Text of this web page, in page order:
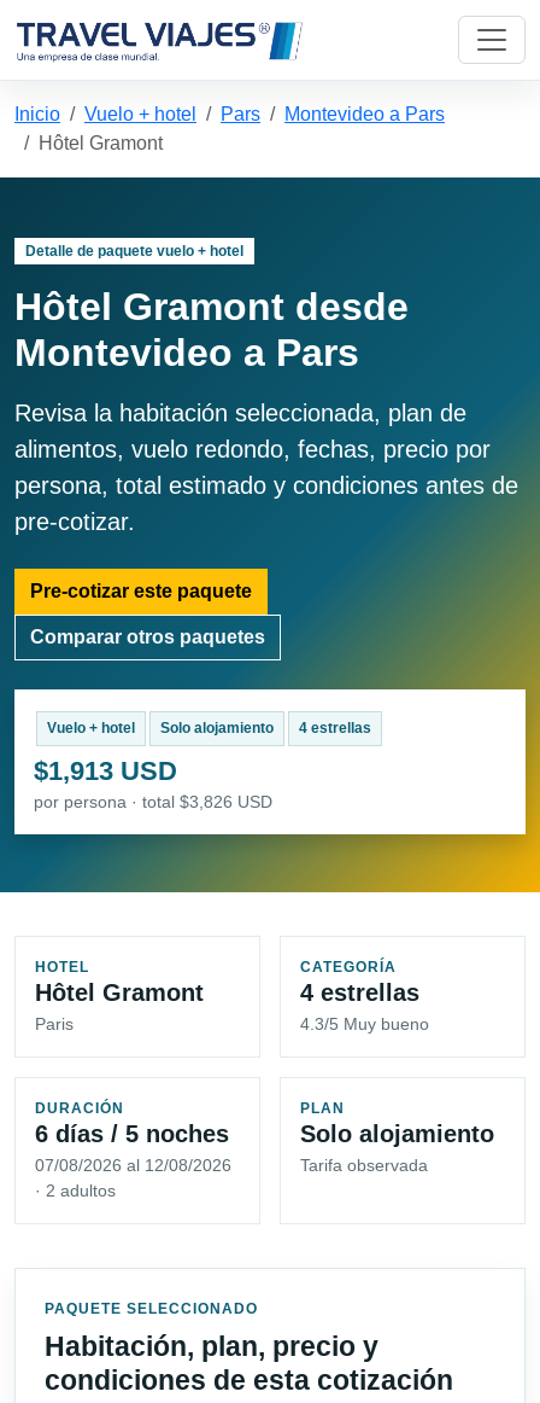
Inicio Vuelo + hotel Pars
Montevideo a Pars
Hôtel Gramont
Detalle de paquete vuelo + hotel
Hôtel Gramont desde
Montevideo a Pars
Revisa la habitación seleccionada, plan de
alimentos, vuelo redondo, fechas, precio por
persona, total estimado y condiciones antes de
pre-cotizar.
Pre-cotizar este paquete
Comparar otros paquetes
Vuelo + hotel Solo alojamiento 4 estrellas
$1,913 USD
por persona · total $3,826 USD
HOTEL
Hôtel Gramont
Paris
CATEGORÍA
4 estrellas
4.3/5 Muy bueno
DURACIÓN
6 días / 5 noches
07/08/2026 al 12/08/2026
· 2 adultos
PLAN
Solo alojamiento
Tarifa observada
PAQUETE SELECCIONADO
Habitación, plan, precio y
condiciones de esta cotización